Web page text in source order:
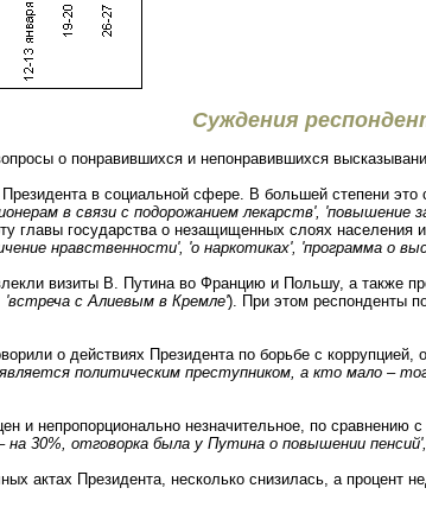
Суждения
о понравившихся и непонравившихся
в социальной сфере. В большей степени
в связи с подорожанием лекарств',
главы государства о незащищенных слоях населения
нравственности', 'о наркотиках', 'программа о
визиты В. Путина во Францию и Польшу, а также
с Алиевым в Кремле'). При этом респонденты
о действиях Президента по борьбе с
политическим преступником, а кто мало –
и непропорционально незначительное, по сравнению
30%, отговорка была у Путина о повышении
актах Президента, несколько снизилась, а процент